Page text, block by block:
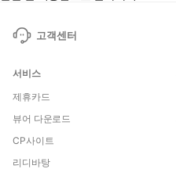
고객센터
서비스
제휴카드
뷰어 다운로드
CP사이트
리디바탕